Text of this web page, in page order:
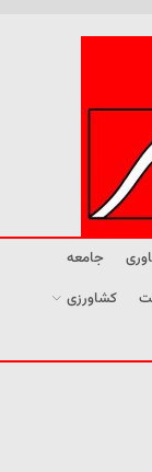
جامعه
کشاورزی